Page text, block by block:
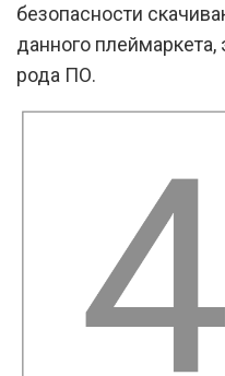
безопасности
данного плеймаркета,
рода ПО.